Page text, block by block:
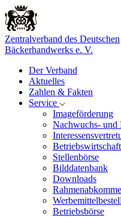
Zentralverband des Deutschen
Bäckerhandwerks e. V.
Der Verband
Aktuelles
Zahlen & Fakten
Service
Imageförderung
Nachwuchs- und
Stellenbörse
Bilddatenbank
Downloads
Betriebsbörse